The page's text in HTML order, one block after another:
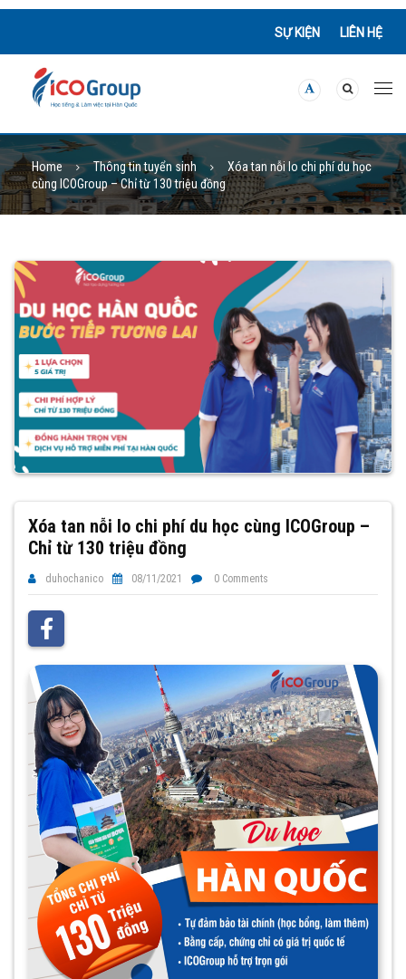
SỰ KIỆN LIÊN HỆ
Home Thông tin tuyển sinh
Xóa tan nỗi lo chi phí du học
cùng ICOGroup – Chỉ từ 130 triệu đồng
Xóa tan nỗi lo chi phí du học cùng ICOGroup –
Chỉ từ 130 triệu đồng
duhochanico 08/11/2021 0 Comments